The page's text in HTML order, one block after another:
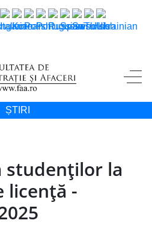
ȘTIRI
studenţilor la
licenţă -